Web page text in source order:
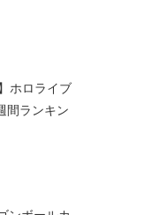
ホロライブ
間ランキン